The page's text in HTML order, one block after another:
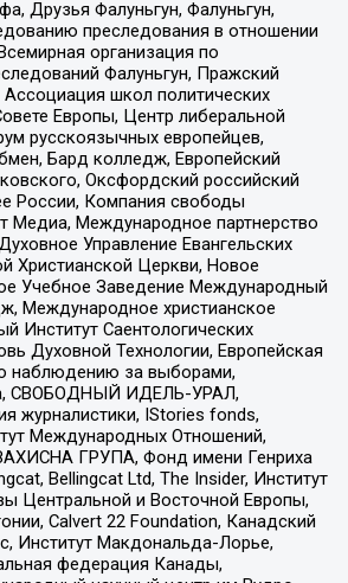
Друзья Фалуньгун, Фалуньгун,
преследования в отношении
организация по
Фалуньгун, Пражский
школ политических
Европы, Центр либеральной
русскоязычных европейцев,
Бард колледж, Европейский
Оксфордский российский
России, Компания свободы
Медиа, Международное партнерство
Управление Евангельских
Христианской Церкви, Новое
Учебное Заведение Международный
Международное христианское
Институт Саентологических
Духовной Технологии, Европейская
наблюдению за выборами,
СВОБОДНЫЙ ИДЕЛЬ-УРАЛ,
журналистики, IStories fonds,
Международных Отношений,
ГРУПА, Фонд имени Генриха
Bellingcat Ltd, The Insider, Институт
Центральной и Восточной Европы,
Calvert 22 Foundation, Канадский
Институт Макдональда-Лорье,
федерация Канады,